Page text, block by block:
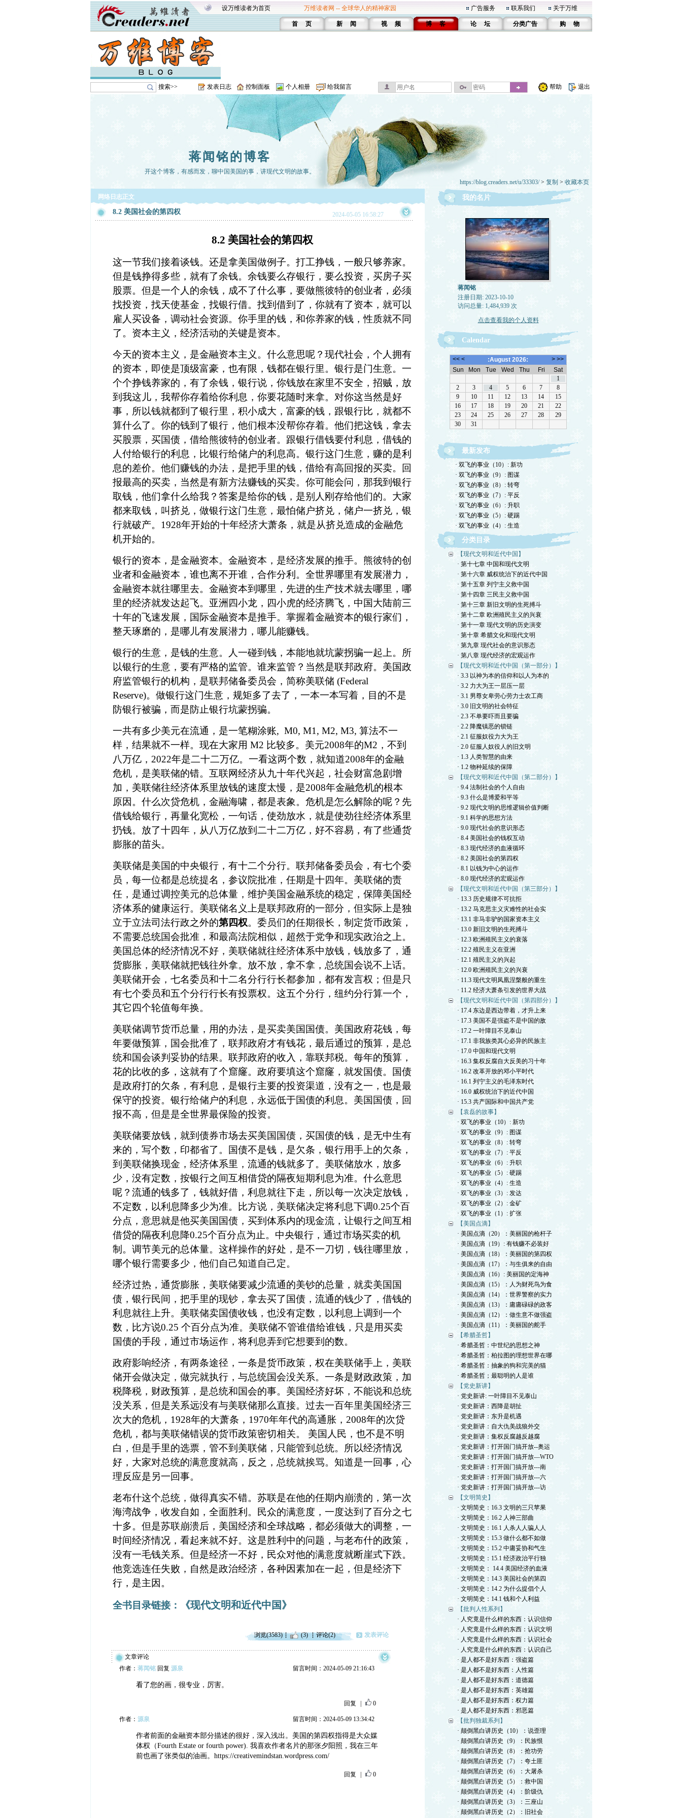
设万维读者为首页 万维读者网 -- 全球华人的精神家园 广告服务 联系我们 关于万维
首 页 新 闻 视 频 博 客 论 坛 分类广告 购 物
搜索>> 发表日志 控制面板 个人相册 给我留言 帮助 退出
蒋闻铭的博客
开这个博客，有感而发，聊中国美国的事，讲现代文明的故事。
https://blog.creaders.net/u/33303/> 复制 > 收藏本页
网络日志正文
8.2 美国社会的第四权 2024-05-05 16:58:27
8.2 美国社会的第四权
这一节我们接着谈钱。还是拿美国做例子。打工挣钱，一般只够养家。
但是钱挣得多些，就有了余钱。余钱要么存银行，要么投资，买房子买
股票。但是一个人的余钱，成不了什么事，要做熊彼特的创业者，必须
找投资，找天使基金，找银行借。找到借到了， 你就有了资本，就可以
雇人买设备，调动社会资源。你手里的钱，和你养家的钱，性质就不同
了。资本主义，经济活动的关键是资本。
今天的资本主义，是金融资本主义。什么意思呢？现代社会，个人拥有
的资本，即使是顶级富豪，也有限，钱都在银行里。银行是门生意。一
个个挣钱养家的，有了余钱，银行说，你钱放在家里不安全，招贼，放
到我这儿，我帮你存着给你利息，你要花随时来拿。对你这当然是好
事，所以钱就都到了银行里，积小成大，富豪的钱，跟银行比，就都不
算什么了。你的钱到了银行，他们根本没帮你存着。他们把这钱，拿去
买股票，买国债，借给熊彼特的创业者。跟银行借钱要付利息，借钱的
人付给银行的利息，比银行给储户的利息高。银行这门生意，赚的是利
息的差价。他们赚钱的办法，是把手里的钱，借给有高回报的买卖。回
报最高的买卖，当然是有新方法赚钱的买卖。你可能会问，那我到银行
取钱，他们拿什么给我？答案是给你的钱，是别人刚存给他们的。大家
都来取钱，叫挤兑，做银行这门生意，最怕储户挤兑，储户一挤兑，银
行就破产。 1928年开始的十年经济大萧条，就是从挤兑造成的金融危
机开始的。
银行的资本，是金融资本。金融资本，是经济发展的推手。 熊彼特的创
业者和金融资本，谁也离不开谁，合作分利。全世界哪里有发展潜力，
金融资本就往哪里去。金融资本到哪里，先进的生产技术就去哪里，哪
里的经济就发达起飞。亚洲四小龙，四小虎的经济腾飞，中国大陆前三
十年的飞速发展，国际金融资本是推手。掌握着金融资本的银行家们，
整天琢磨的，是哪儿有发展潜力，哪儿能赚钱。
银行的生意，是钱的生意。人一碰到钱，本能地就坑蒙拐骗一起上。所
以银行的生意，要有严格的监管。谁来监管？当然是联邦政府。美国政
府监管银行的机构，是联邦储备委员会，简称美联储 (Federal
Reserve)。做银行这门生意，规矩多了去了，一本一本写着，目的不是
防银行被骗，而是防止银行坑蒙拐骗。
一共有多少美元在流通，是一笔糊涂账, M0, M1, M2, M3, 算法不一
样，结果就不一样。现在大家用 M2 比较多。美元2008年的M2，不到
八万亿，2022年是二十二万亿。一看这两个数，就知道2008年的金融
危机，是美联储的错。互联网经济从九十年代兴起，社会财富急剧增
加，美联储往经济体系里放钱的速度太慢，是2008年金融危机的根本
原因。什么次贷危机，金融海啸，都是表象。危机是怎么解除的呢？先
借钱给银行，再量化宽松，一句话，使劲放水，就是使劲往经济体系里
扔钱。放了十四年，从八万亿放到二十二万亿，好不容易，有了些通货
膨胀的苗头。
美联储是美国的中央银行，有十二个分行。联邦储备委员会，有七个委
员，每一位都是总统提名，参议院批准，任期是十四年。美联储的责
任，是通过调控美元的总体量，维护美国金融系统的稳定，保障美国经
济体系的健康运行。美联储名义上是联邦政府的一部分，但实际上是独
立于立法司法行政之外的第四权。委员们的任期很长，制定货币政策，
不需要总统国会批准，和最高法院相似，超然于党争和现实政治之上。
美国总体的经济情况不好，美联储就往经济体系中放钱，钱放多了，通
货膨胀，美联储就把钱往外拿。放不放，拿不拿，总统国会说不上话。
美联储开会，七名委员和十二名分行行长都参加，都有发言权；但是只
有七个委员和五个分行行长有投票权。这五个分行，纽约分行算一个，
其它四个轮值每年换。
美联储调节货币总量，用的办法，是买卖美国国债。美国政府花钱，每
年要做预算，国会批准了，联邦政府才有钱花，最后通过的预算，是总
统和国会谈判妥协的结果。联邦政府的收入，靠联邦税。每年的预算，
花的比收的多，这就有了个窟窿。政府要填这个窟窿，就发国债。国债
是政府打的欠条，有利息，是银行主要的投资渠道，没有之一，也是最
保守的投资。银行给储户的利息，永远低于国债的利息。美国国债，回
报不高，但是是全世界最保险的投资。
美联储要放钱，就到债券市场去买美国国债，买国债的钱，是无中生有
来的，写个数，印都省了。国债不是钱，是欠条，银行用手上的欠条，
到美联储换现金，经济体系里，流通的钱就多了。美联储放水，放多
少，没有定数，按银行之间互相借贷的隔夜短期利息为准。什么意思
呢？流通的钱多了，钱就好借，利息就往下走，所以每一次决定放钱，
不定数，以利息降多少为准。比方说，美联储决定将利息下调0.25个百
分点，意思就是他买美国国债，买到体系内的现金流，让银行之间互相
借贷的隔夜利息降0.25个百分点为止。中央银行，通过市场买卖的机
制。调节美元的总体量。这样操作的好处，是不一刀切，钱往哪里放，
哪个银行需要多少，他们自己知道自己定。
经济过热，通货膨胀，美联储要减少流通的美钞的总量，就卖美国国
债，银行民间，把手里的现钞，拿去买了国债，流通的钱少了，借钱的
利息就往上升。美联储卖国债收钱，也没有定数，以利息上调到一个
数，比方说0.25 个百分点为准。美联储不管谁借给谁钱，只是用买卖
国债的手段，通过市场运作，将利息弄到它想要到的数。
政府影响经济，有两条途径，一条是货币政策，权在美联储手上，美联
储开会做决定，做完就执行，与总统国会没关系。一条是财政政策，加
税降税，财政预算，是总统和国会的事。美国经济好坏，不能说和总统
没关系，但是关系远没有与美联储那么直接。过去一百年里美国经济三
次大的危机， 1928年的大萧条，1970年年代的高通胀，2008年的次贷
危机，都与美联储错误的货币政策密切相关。 美国人民，也不是不明
白，但是手里的选票，管不到美联储，只能管到总统。所以经济情况
好，大家对总统的满意度就高，反之，总统就挨骂。知道是一回事，心
理反应是另一回事。
老布什这个总统，做得真实不错。苏联是在他的任期内崩溃的，第一次
海湾战争，收发自如，全面胜利。民众的满意度，一度达到了百分之七
十多。但是苏联崩溃后，美国经济和全球战略，都必须做大的调整，一
时间经济情况，看起来就不好。这是胜利中的问题，与老布什的政策，
没有一毛钱关系。但是经济一不好，民众对他的满意度就断崖式下跌。
他竞选连任失败，自然是政治经济，各种因素加在一起，但是经济下
行，是主因。
全书目录链接： 《现代文明和近代中国》
浏览(3583) (3) 评论(2) 发表评论
文章评论
作者： 蒋闻铭回复 源泉 留言时间：2024-05-09 21:16:43
看了您的画，很专业，厉害。
回复 0
作者： 源泉 留言时间：2024-05-09 13:34:42
作者前面的金融资本部分描述的很好，深入浅出。美国的第四权指得是大众媒
体权（Fourth Estate or fourth power). 我喜欢作者名片的那张夕阳照，我在三年
前也画了张类似的油画。https://creativemindstan.wordpress.com/
回复 0
我的名片
蒋闻铭
注册日期: 2023-10-10
访问总量: 1,484,939 次
点击查看我的个人资料
Calendar
最新发布
· 双飞的事业（10）: 新功
· 双飞的事业（9）: 图谋
· 双飞的事业（8）: 转弯
· 双飞的事业（7）: 平反
· 双飞的事业（6）: 升职
· 双飞的事业（5）: 硬踢
· 双飞的事业（4）: 生造
分类目录
【现代文明和近代中国】
· 第十七章 中国和现代文明
· 第十六章 威权统治下的近代中国
· 第十五章 列宁主义救中国
· 第十四章 三民主义救中国
· 第十三章 新旧文明的生死搏斗
· 第十二章 欧洲殖民主义的兴衰
· 第十一章 现代文明的历史演变
· 第十章 希腊文化和现代文明
· 第九章 现代社会的意识形态
· 第八章 现代经济的宏观运作
【现代文明和近代中国（第一部分）】
· 3.3 以神为本的信仰和以人为本的
· 3.2 力大为王一层压一层
· 3.1 男尊女卑劳心劳力士农工商
· 3.0 旧文明的社会特征
· 2.3 不单要吓而且要骗
· 2.2 降魔镇恶的锁链
· 2.1 征服奴役力大为王
· 2.0 征服人奴役人的旧文明
· 1.3 人类智慧的由来
· 1.2 物种延续的保障
【现代文明和近代中国（第二部分）】
· 9.4 法制社会的个人自由
· 9.3 什么是博爱和平等
· 9.2 现代文明的思维逻辑价值判断
· 9.1 科学的思想方法
· 9.0 现代社会的意识形态
· 8.4 美国社会的钱权互动
· 8.3 现代经济的血液循环
· 8.2 美国社会的第四权
· 8.1 以钱为中心的运作
· 8.0 现代经济的宏观运作
【现代文明和近代中国（第三部分）】
· 13.3 历史规律不可抗拒
· 13.2 马克思主义灾难性的社会实
· 13.1 非马非驴的国家资本主义
· 13.0 新旧文明的生死搏斗
· 12.3 欧洲殖民主义的衰落
· 12.2 殖民主义在亚洲
· 12.1 殖民主义的兴起
· 12.0 欧洲殖民主义的兴衰
· 11.3 现代文明凤凰涅槃般的重生
· 11.2 经济大萧条引发的世界大战
【现代文明和近代中国（第四部分）】
· 17.4 东边是西边带着，才升上来
· 17.3 美国不是强盗不是中国的敌
· 17.2 一叶障目不见泰山
· 17.1 非我族类其心必异的民族主
· 17.0 中国和现代文明
· 16.3 集权反腐自大反美的习十年
· 16.2 改革开放的邓小平时代
· 16.1 列宁主义的毛泽东时代
· 16.0 威权统治下的近代中国
· 15.3 共产国际和中国共产党
【袁磊的故事】
· 双飞的事业（10）: 新功
· 双飞的事业（9）: 图谋
· 双飞的事业（8）: 转弯
· 双飞的事业（7）: 平反
· 双飞的事业（6）: 升职
· 双飞的事业（5）: 硬踢
· 双飞的事业（4）: 生造
· 双飞的事业（3）: 发达
· 双飞的事业（2）: 金矿
· 双飞的事业（1）: 扩张
【美国点滴】
· 美国点滴（20）：美丽国的枪杆子
· 美国点滴（19）: 有钱赚不必装好
· 美国点滴（18）：美丽国的第四权
· 美国点滴（17）：与生俱来的自由
· 美国点滴（16）: 美丽国的定海神
· 美国点滴（15）：人为财死鸟为食
· 美国点滴（14）：世界警察的实力
· 美国点滴（13）：庸庸碌碌的政客
· 美国点滴（12）：做生意不做强盗
· 美国点滴（11）：美丽国的舵手
【希腊圣哲】
· 希腊圣哲：中世纪的思想之神
· 希腊圣哲：柏拉图的理想世界在哪
· 希腊圣哲：抽象的狗和完美的猫
· 希腊圣哲；最聪明的人是谁
【党史新讲】
· 党史新讲: 一叶障目不见泰山
· 党史新讲：西降是胡扯
· 党史新讲：东升是机遇
· 党史新讲：自大仇美战狼外交
· 党史新讲：集权反腐越反越腐
· 党史新讲：打开国门搞开放--奥运
· 党史新讲：打开国门搞开放—WTO
· 党史新讲：打开国门搞开放---南
· 党史新讲：打开国门搞开放---六
· 党史新讲：打开国门搞开放---访
【文明简史】
· 文明简史：16.3 文明的三只苹果
· 文明简史：16.2 人神三部曲
· 文明简史：16.1 人杀人人骗人人
· 文明简史：15.3 做什么都不如做
· 文明简史：15.2 中庸妥协和气生
· 文明简史：15.1 经济政治平行独
· 文明简史： 14.4 美国经济的血液
· 文明简史：14.3 美国社会的第四
· 文明简史：14.2 为什么提倡个人
· 文明简史：14.1 钱和个人利益
【批判人性系列】
· 人究竟是什么样的东西：认识信仰
· 人究竟是什么样的东西：认识文明
· 人究竟是什么样的东西：认识社会
· 人究竟是什么样的东西：认识自己
· 是人都不是好东西：强盗篇
· 是人都不是好东西：人性篇
· 是人都不是好东西：道德篇
· 是人都不是好东西：英雄篇
· 是人都不是好东西：权力篇
· 是人都不是好东西：邪恶篇
【批判独裁系列】
· 颠倒黑白讲历史（10）：说歪理
· 颠倒黑白讲历史（9）：民族恨
· 颠倒黑白讲历史（8）：抢功劳
· 颠倒黑白讲历史（7）：夸土匪
· 颠倒黑白讲历史（6）：大屠杀
· 颠倒黑白讲历史（5）：救中国
· 颠倒黑白讲历史（4）：阶级仇
· 颠倒黑白讲历史（3）：三座山
· 颠倒黑白讲历史（2）：旧社会